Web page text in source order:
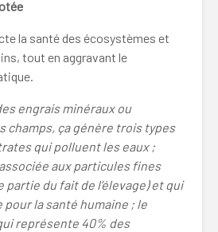
la santé des écosystèmes et
tout en aggravant le
engrais minéraux ou
champs, ça génère trois types
qui polluent les eaux ;
aux particules fines
partie du fait de l’élevage) et qui
la santé humaine ; le
représente 40% des